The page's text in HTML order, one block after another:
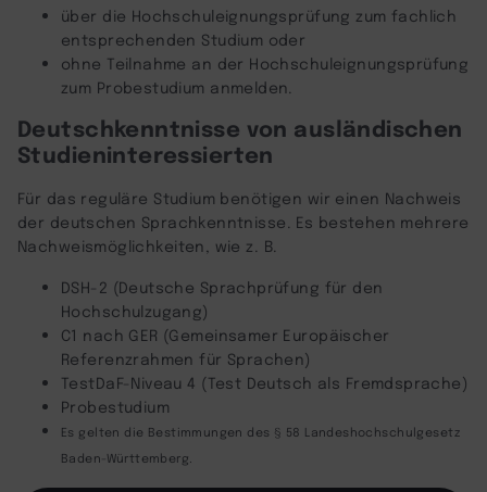
über die Hochschuleignungsprüfung zum fachlich
entsprechenden Studium oder
ohne Teilnahme an der Hochschuleignungsprüfung
zum Probestudium anmelden.
Deutschkenntnisse von ausländischen
Studieninteressierten
Für das reguläre Studium benötigen wir einen Nachweis
der deutschen Sprachkenntnisse. Es bestehen mehrere
Nachweismöglichkeiten, wie z. B.
DSH-2 (Deutsche Sprachprüfung für den
Hochschulzugang)
C1 nach GER (Gemeinsamer Europäischer
Referenzrahmen für Sprachen)
TestDaF-Niveau 4 (Test Deutsch als Fremdsprache)
Probestudium
Es gelten die Bestimmungen des § 58 Landeshochschulgesetz
Baden-Württemberg.